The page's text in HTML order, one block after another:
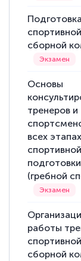
Подготовка
спортивной
сборной
Основы
тренеров и
всех этапах
спортивной
подготовки
(гребной
работы
спортивной
сборной